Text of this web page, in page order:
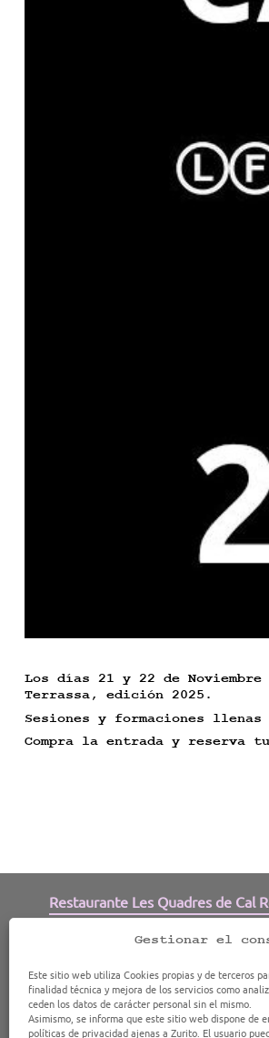
Gestionar el
Este sitio web utiliza Cookies propias y de terceros
finalidad técnica y mejora de los servicios como
ceden los datos de carácter personal sin el mismo.
Asimismo, se informa que este sitio web dispone de
políticas de privacidad ajenas a Zurito. El usuario
Los días 21 y 22 de
Terrassa, edición 2025.
Sesiones y formaciones
Compra la entrada y reserva
Restaurante Les Quadres de Cal
Producto local de temporada y mercado
08221 Terrassa (Barcelona)
Tel:93 140 89 10
E-mail: quadresdecalreig@gmail.com